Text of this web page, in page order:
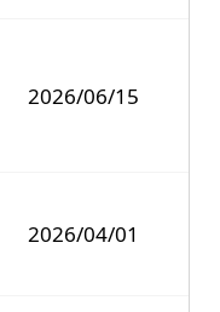
2026/06/15
2026/04/01